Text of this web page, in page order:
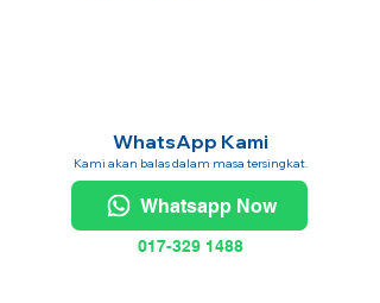
WhatsApp Kami
Kami akan balas dalam masa tersingkat.
Whatsapp Now
017-329 1488